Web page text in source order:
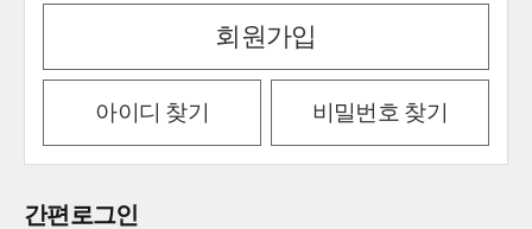
회원가입
아이디 찾기 비밀번호 찾기
간편로그인